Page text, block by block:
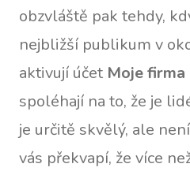
obzvláště pak tehdy,
nejbližší publikum v
aktivují účet Moje firma
spoléhají na to, že je
je určitě skvělý, ale
vás překvapí, že více